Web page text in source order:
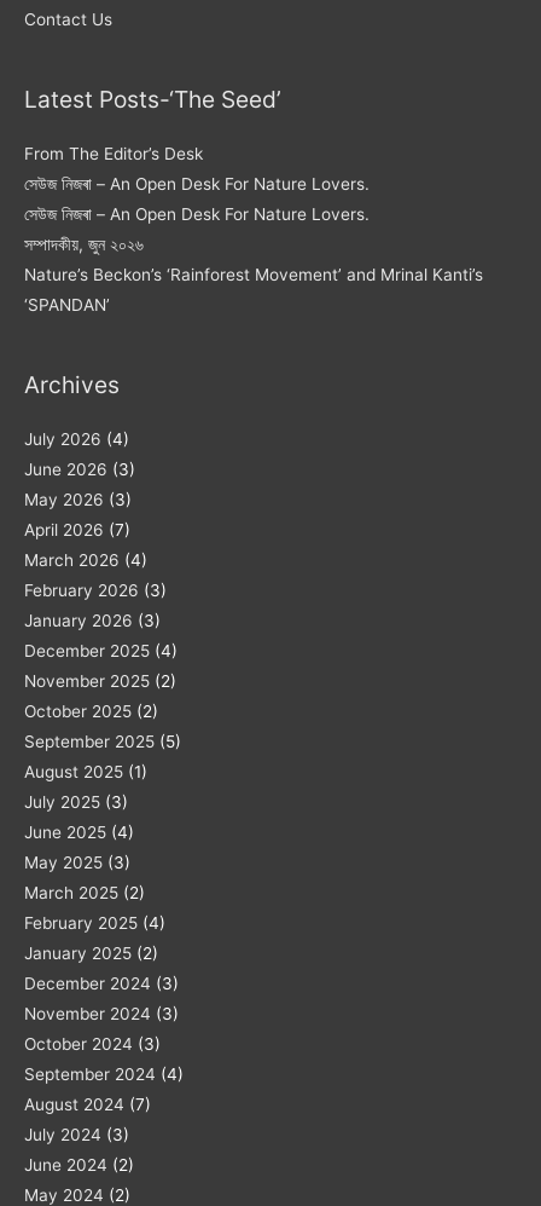
Contact Us
Latest Posts-‘The Seed’
From The Editor’s Desk
সেউজ নিজৰা – An Open Desk For Nature Lovers.
সেউজ নিজৰা – An Open Desk For Nature Lovers.
সম্পাদকীয়, জুন ২০২৬
Nature’s Beckon’s ‘Rainforest Movement’ and Mrinal Kanti’s
‘SPANDAN’
Archives
July 2026 (4)
June 2026 (3)
May 2026 (3)
April 2026 (7)
March 2026 (4)
February 2026 (3)
January 2026 (3)
December 2025 (4)
November 2025 (2)
October 2025 (2)
September 2025 (5)
August 2025 (1)
July 2025 (3)
June 2025 (4)
May 2025 (3)
March 2025 (2)
February 2025 (4)
January 2025 (2)
December 2024 (3)
November 2024 (3)
October 2024 (3)
September 2024 (4)
August 2024 (7)
July 2024 (3)
June 2024 (2)
May 2024 (2)